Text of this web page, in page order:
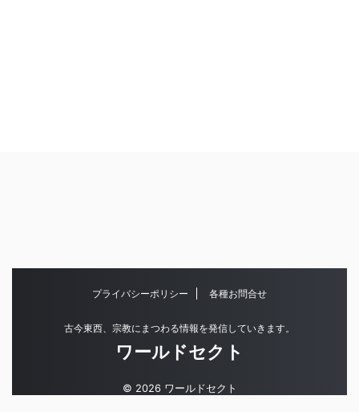
プライバシーポリシー 各種お問合せ
古今東西、宗教にまつわる情報を発信していきます。
ワールドセクト
© 2026 ワールドセクト